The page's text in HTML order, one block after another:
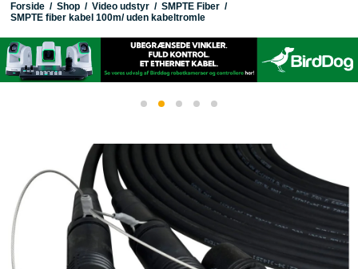
Forside / Shop / Video udstyr / SMPTE Fiber /
SMPTE fiber kabel 100m/ uden kabeltromle